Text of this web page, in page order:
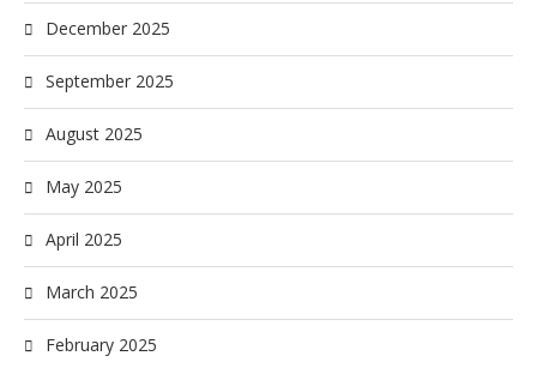
December 2025
September 2025
August 2025
May 2025
April 2025
March 2025
February 2025